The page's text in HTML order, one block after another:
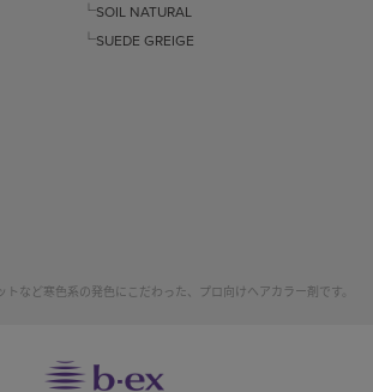
└SOIL NATURAL
└SUEDE GREIGE
トなど寒色系の発色にこだわった、プロ向けヘアカラー剤です。